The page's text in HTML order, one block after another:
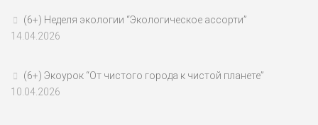
(6+) Неделя экологии “Экологическое ассорти”
14.04.2026
(6+) Экоурок “От чистого города к чистой планете”
10.04.2026